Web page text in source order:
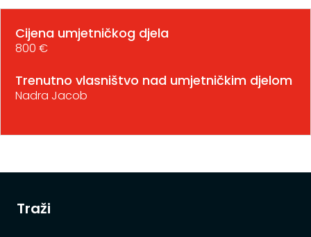
Traži
Cijena umjetničkog djela
800 €
Trenutno vlasništvo nad umjetničkim djelom
Nadra Jacob